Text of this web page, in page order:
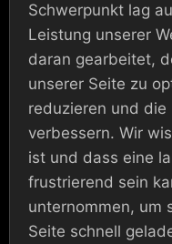
Schwerpunkt lag
Leistung unserer
daran gearbeitet,
unserer Seite zu
reduzieren und die
verbessern. Wir
ist und dass eine
frustrierend sein
unternommen, um
Seite schnell